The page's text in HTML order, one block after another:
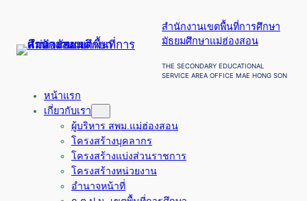
สำนักงานเขตพื้นที่การศึกษา
มัธยมศึกษาแม่ฮ่องสอน
THE SECONDARY EDUCATIONAL
SERVICE AREA OFFICE MAE HONG SON
หน้าแรก
เกี่ยวกับเรา
ผู้บริหาร สพม.แม่ฮ่องสอน
โครงสร้างบุคลากร
โครงสร้างแบ่งส่วนราชการ
โครงสร้างหน่วยงาน
อำนาจหน้าที่